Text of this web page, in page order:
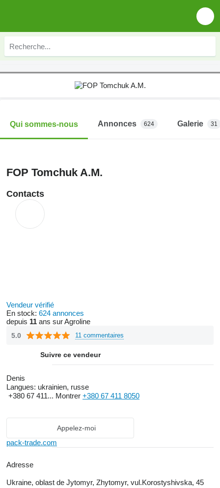
Qui sommes-nous Annonces 624 Galerie 31
FOP Tomchuk A.M.
Contacts
Vendeur vérifié
En stock: 624 annonces
depuis 11 ans sur Agroline
5.0 11 commentaires
Suivre ce vendeur
Denis
Langues: ukrainien, russe
+380 67 411... Montrer +380 67 411 8050
Appelez-moi
pack-trade.com
Adresse
Ukraine, oblast de Jytomyr, Zhytomyr, vul.Korostyshivska, 45